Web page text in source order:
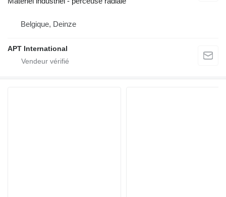
Belgique, Deinze
APT International